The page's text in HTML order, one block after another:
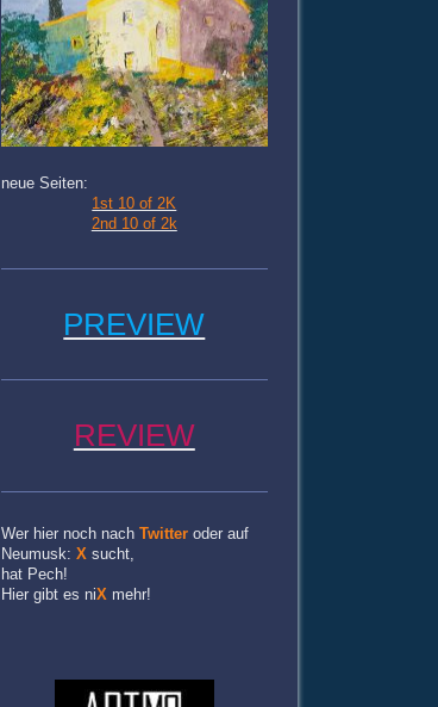
neue Seiten:
1st 10 of 2K
2nd 10 of 2k
PREVIEW
REVIEW
Wer hier noch nach Twitter oder auf
Neumusk: X sucht,
hat Pech!
Hier gibt es niX mehr!